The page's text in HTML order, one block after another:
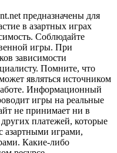
предназначены для
в азартных играх
Соблюдайте
игры. При
зависимости
Помните, что
являться источником
Информационный
игры на реальные
не принимает ни в
платежей, которые
азартными играми,
Какие-либо